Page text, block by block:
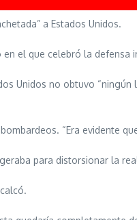
a Estados Unidos.
el que celebró la defensa
Unidos no obtuvo
“Era evidente
para distorsionar la